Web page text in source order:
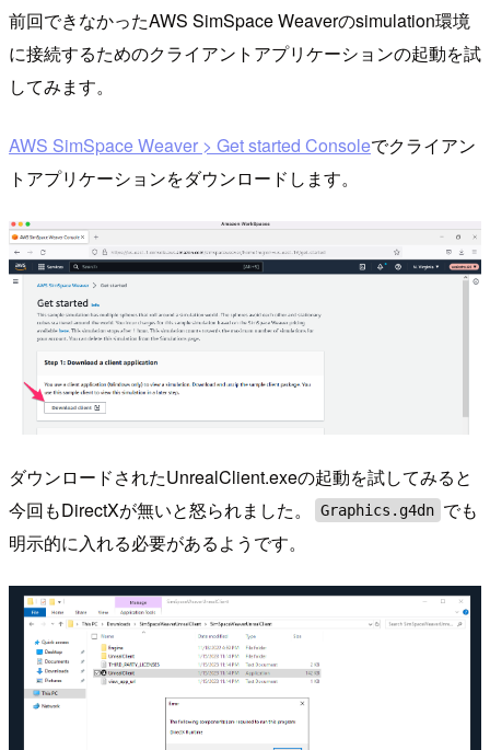
前回できなかったAWS SimSpace Weaverのsimulation環境
に接続するためのクライアントアプリケーションの起動を試
してみます。
AWS SimSpace Weaver > Get started Consoleでクライアン
トアプリケーションをダウンロードします。
ダウンロードされたUnrealClient.exeの起動を試してみると
今回もDirectXが無いと怒られました。
Graphics.g4dn でも
明示的に入れる必要があるようです。